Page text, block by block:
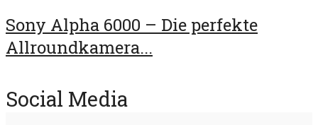
Sony Alpha 6000 – Die perfekte
Allroundkamera...
Social Media